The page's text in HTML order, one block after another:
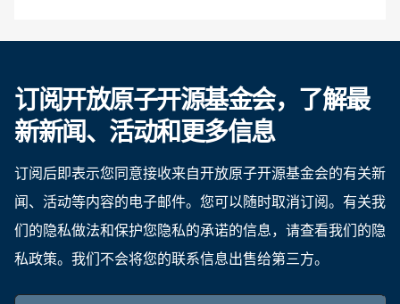
订阅开放原子开源基金会，了解最
新新闻、活动和更多信息
订阅后即表示您同意接收来自开放原子开源基金会的有关新
闻、活动等内容的电子邮件。您可以随时取消订阅。有关我
们的隐私做法和保护您隐私的承诺的信息，请查看我们的隐
私政策。我们不会将您的联系信息出售给第三方。